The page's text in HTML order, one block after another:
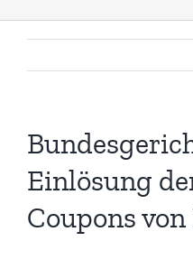
Einlösung
Coupons